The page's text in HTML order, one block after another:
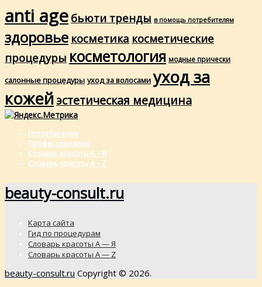
anti age бьюти тренды в помощь потребителям
здоровье косметика косметические
процедуры косметология модные прически
салонные процедуры уход за волосами уход за
кожейэстетическая медицина
Потребителям
Профессионалам
Словарь красоты А – Я
Словарь красоты A – Z
beauty-consult.ru
Карта сайта
Гид по процедурам
Словарь красоты А — Я
Словарь красоты A — Z
beauty-consult.ru Copyright © 2026.